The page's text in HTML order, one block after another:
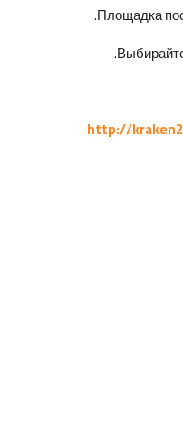
Площадка
http://